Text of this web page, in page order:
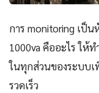
การ monitoring เป็
1000va คืออะไร ให้
ในทุกส่วนของระบบ
รวดเร็ว